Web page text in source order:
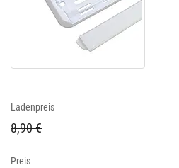
Ladenpreis
8,90 €
Preis